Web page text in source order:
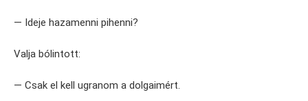
— Ideje hazamenni pihenni?
Valja bólintott:
— Csak el kell ugranom a dolgaimért.